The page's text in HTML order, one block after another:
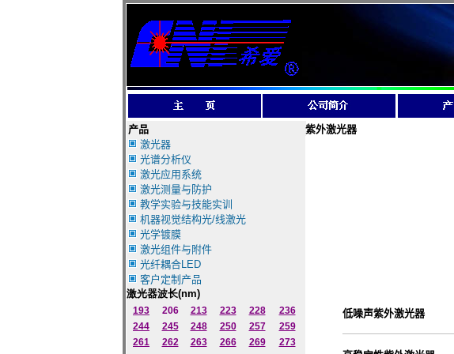
产品
激光器
光谱分析仪
激光应用系统
激光测量与防护
教学实验与技能实训
机器视觉结构光/线激光
光学镀膜
激光组件与附件
光纤耦合LED
客户定制产品
激光器波长(nm)
193 206 213 223 228
236
244
245 248 250 257
259
261
262 263 266 269
273
紫外激光器
低噪声紫外激光器